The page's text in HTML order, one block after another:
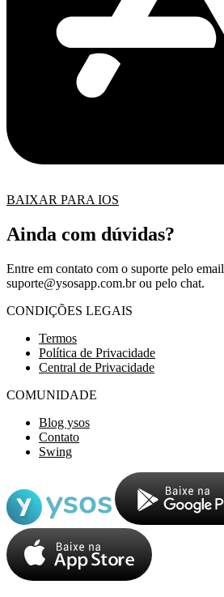
BAIXAR PARA IOS
Ainda com dúvidas?
Entre em contato com o suporte pelo email
suporte@ysosapp.com.brou pelo chat.
CONDIÇÕES LEGAIS
Termos
Política de Privacidade
Central de Privacidade
COMUNIDADE
Blog ysos
Contato
Swing